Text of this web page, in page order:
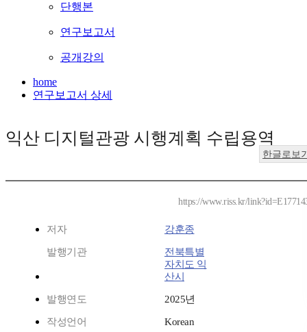
단행본
연구보고서
공개강의
home
연구보고서 상세
익산 디지털관광 시행계획 수립용역
한글로보
https://www.riss.kr/
저자 강훈종
발행기관
전북특별
자치도 익
산시
발행연도 2025년
작성언어 Korean